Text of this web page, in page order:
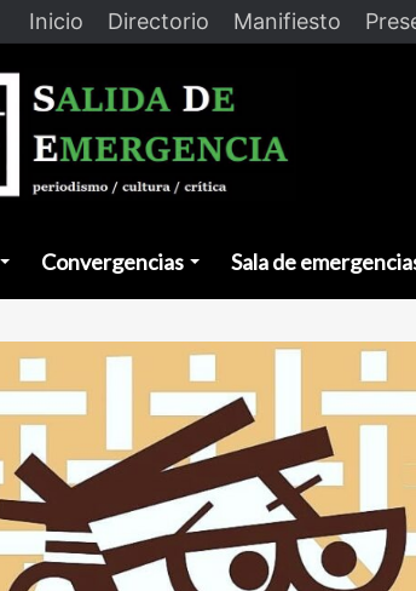
Inicio Directorio Manifiesto
Convergencias Sala de